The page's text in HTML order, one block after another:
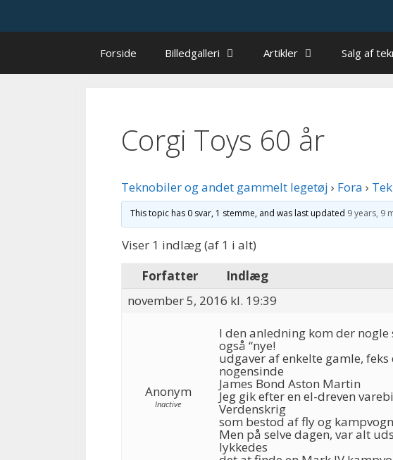
Forside Billedgalleri Artikler Salg af
Corgi Toys 60 år
Teknobiler og andet gammelt legetøj › Fora ›
This topic has 0 svar, 1 stemme, and was last updated 9 years, 9
Viser 1 indlæg (af 1 i alt)
Forfatter
Indlæg
november 5, 2016 kl. 19:39
Anonym
Inactive
I den anledning kom der
også “nye!
udgaver af enkelte gamle,
nogensinde
James Bond Aston Martin
Jeg gik efter en el-dreven
Verdenskrig
som bestod af fly og
Men på selve dagen, var alt
lykkedes